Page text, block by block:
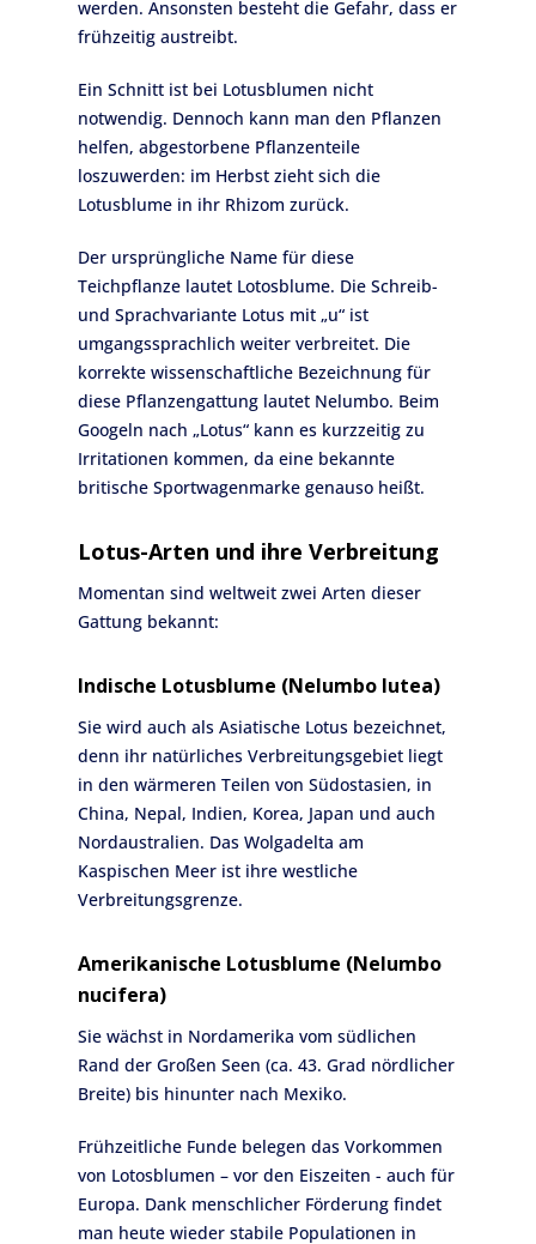
werden. Ansonsten besteht die Gefahr, dass er
frühzeitig austreibt.
Ein Schnitt ist bei Lotusblumen nicht
notwendig. Dennoch kann man den Pflanzen
helfen, abgestorbene Pflanzenteile
loszuwerden: im Herbst zieht sich die
Lotusblume in ihr Rhizom zurück.
Der ursprüngliche Name für diese
Teichpflanze lautet Lotosblume. Die Schreib-
und Sprachvariante Lotus mit „u“ ist
umgangssprachlich weiter verbreitet. Die
korrekte wissenschaftliche Bezeichnung für
diese Pflanzengattung lautet Nelumbo. Beim
Googeln nach „Lotus“ kann es kurzzeitig zu
Irritationen kommen, da eine bekannte
britische Sportwagenmarke genauso heißt.
Lotus-Arten und ihre Verbreitung
Momentan sind weltweit zwei Arten dieser
Gattung bekannt:
Indische Lotusblume (Nelumbo lutea)
Sie wird auch als Asiatische Lotus bezeichnet,
denn ihr natürliches Verbreitungsgebiet liegt
in den wärmeren Teilen von Südostasien, in
China, Nepal, Indien, Korea, Japan und auch
Nordaustralien. Das Wolgadelta am
Kaspischen Meer ist ihre westliche
Verbreitungsgrenze.
Amerikanische Lotusblume (Nelumbo
nucifera)
Sie wächst in Nordamerika vom südlichen
Rand der Großen Seen (ca. 43. Grad nördlicher
Breite) bis hinunter nach Mexiko.
Frühzeitliche Funde belegen das Vorkommen
von Lotosblumen – vor den Eiszeiten - auch für
Europa. Dank menschlicher Förderung findet
man heute wieder stabile Populationen in